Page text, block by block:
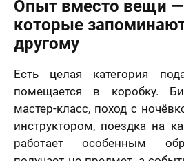
Опыт вместо вещи —
которые
другому
Есть целая категория
помещается в коробку.
мастер-класс, поход с
инструктором, поездка на
работает особенным